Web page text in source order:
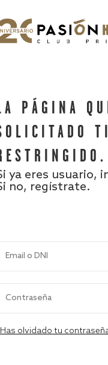
PÁGINA
ya eres usuario,
no, regístrate.
olvidado tu